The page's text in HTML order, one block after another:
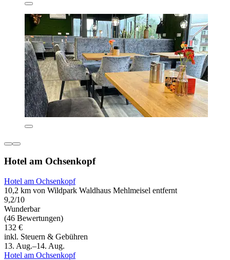
Hotel am Ochsenkopf
Hotel am Ochsenkopf
10,2 km von Wildpark Waldhaus Mehlmeisel entfernt
9,2/10
Wunderbar
(46 Bewertungen)
132 €
inkl. Steuern & Gebühren
13. Aug.–14. Aug.
Hotel am Ochsenkopf